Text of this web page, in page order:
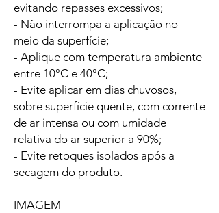
evitando repasses excessivos;
- Não interrompa a aplicação no
meio da superfície;
- Aplique com temperatura ambiente
entre 10°C e 40°C;
- Evite aplicar em dias chuvosos,
sobre superfície quente, com corrente
de ar intensa ou com umidade
relativa do ar superior a 90%;
- Evite retoques isolados após a
secagem do produto.
IMAGEM